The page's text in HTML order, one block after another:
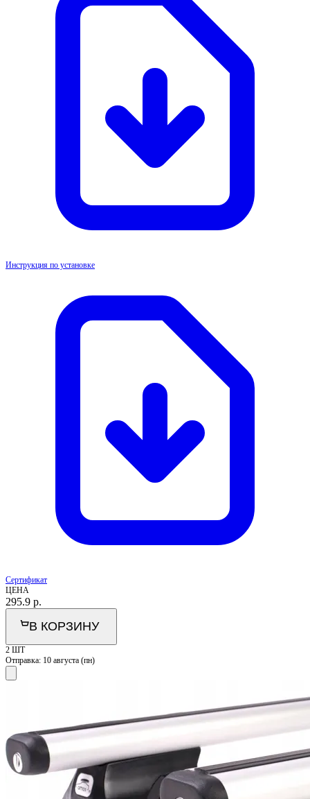
Инструкция по установке
Сертификат
ЦЕНА
295.9 р.
В КОРЗИНУ
2 ШТ
Отправка: 10 августа (пн)